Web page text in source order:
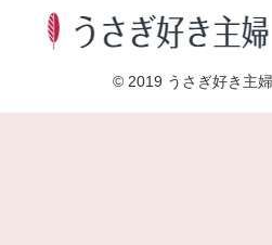
© 2019 うさぎ好き主